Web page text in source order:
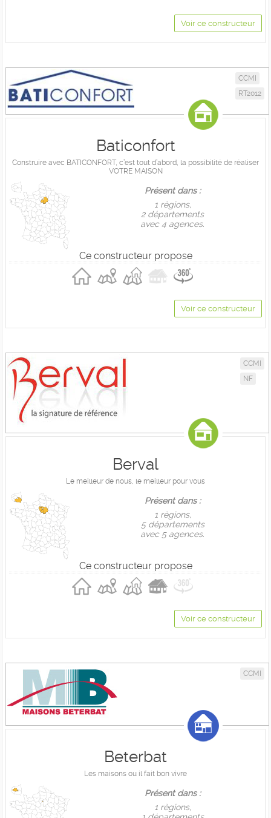
Voir ce constructeur
CCMI
RT2012
Baticonfort
Construire avec BATICONFORT, c’est tout d’abord, la possibilité de réaliser
VOTRE MAISON
Présent dans :
1 règions,
2 départements
avec 4 agences.
Ce constructeur propose
Voir ce constructeur
CCMI
NF
Berval
Le meilleur de nous, le meilleur pour vous
Présent dans :
1 règions,
5 départements
avec 5 agences.
Ce constructeur propose
Voir ce constructeur
CCMI
Beterbat
Les maisons ou il fait bon vivre
Présent dans :
1 règions,